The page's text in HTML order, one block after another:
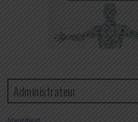
Administrateur